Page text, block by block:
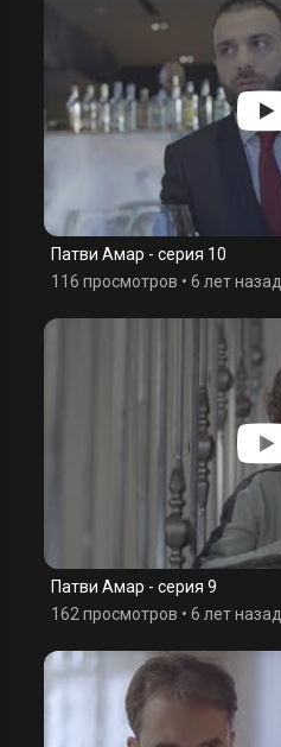
Патви Амар - серия 10
116 просмотров • 6 лет назад
Патви Амар - серия 9
162 просмотров • 6 лет назад